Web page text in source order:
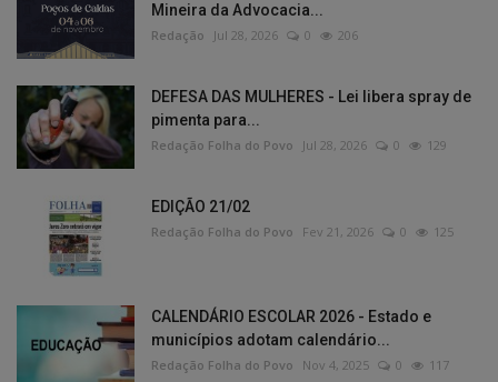
Mineira da Advocacia...
Redação Jul 28, 2026 0 206
DEFESA DAS MULHERES - Lei libera spray de
pimenta para...
Redação Folha do Povo Jul 28, 2026 0 129
EDIÇÃO 21/02
Redação Folha do Povo Fev 21, 2026 0 125
CALENDÁRIO ESCOLAR 2026 - Estado e
municípios adotam calendário...
Redação Folha do Povo Nov 4, 2025 0 117